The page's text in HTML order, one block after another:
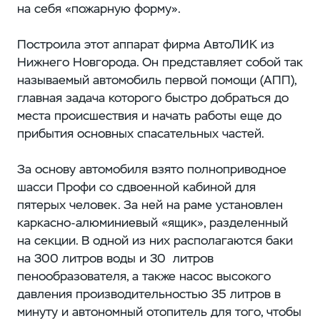
на себя «пожарную форму».
Построила этот аппарат фирма АвтоЛИК из
Нижнего Новгорода. Он представляет собой так
называемый автомобиль первой помощи (АПП),
главная задача которого быстро добраться до
места происшествия и начать работы еще до
прибытия основных спасательных частей.
За основу автомобиля взято полноприводное
шасси Профи со сдвоенной кабиной для
пятерых человек. За ней на раме установлен
каркасно-алюминиевый «ящик», разделенный
на секции. В одной из них располагаются баки
на 300 литров воды и 30 литров
пенообразователя, а также насос высокого
давления производительностью 35 литров в
минуту и автономный отопитель для того, чтобы